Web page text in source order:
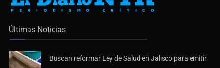
Últimas Noticias
Buscan reformar Ley de Salud en Jalisco para emitir